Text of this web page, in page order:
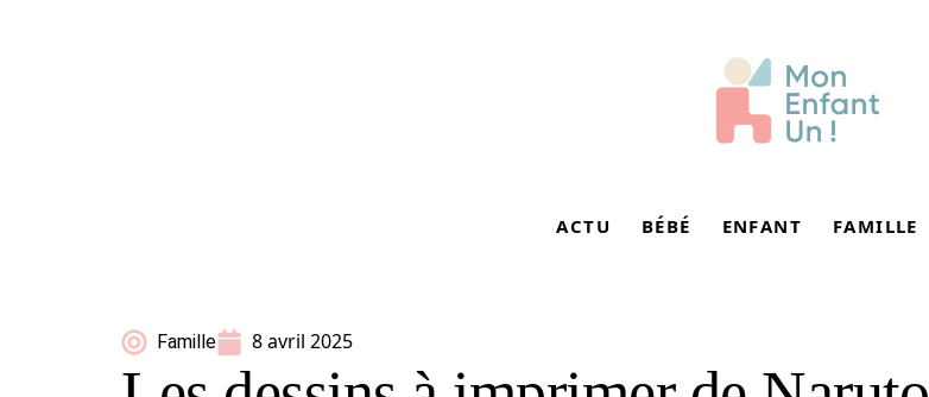
ACTU BÉBÉ ENFANT FAMILLE
Famille 8 avril 2025